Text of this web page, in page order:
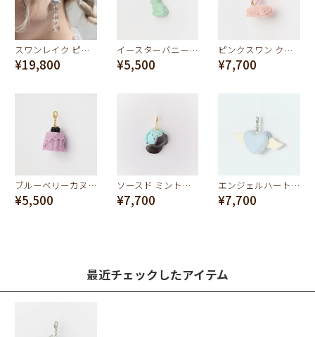
スワンレイク ピアス（ペア）
¥19,800
イースターバニー ショコラ チャーム(ミント)
¥5,500
ピンクスワン クリームケーキ チャーム
¥7,700
ブルーベリーカヌレ チャーム
¥5,500
ソースド ミントチョコレート アイスクリーム チャーム
¥7,700
エンジェルハートマカロン Lチャーム（ライトブルー）
¥7,700
最近チェックしたアイテム